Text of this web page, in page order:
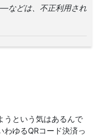
などは、不正利用され
うという気はあるんで
ゆるQRコード決済っ